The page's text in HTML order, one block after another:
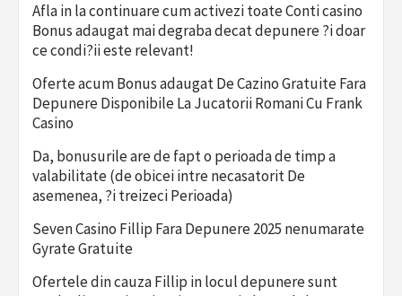
Afla in la continuare cum activezi toate Conti casino
Bonus adaugat mai degraba decat depunere ?i doar
ce condi?ii este relevant!
Oferte acum Bonus adaugat De Cazino Gratuite Fara
Depunere Disponibile La Jucatorii Romani Cu Frank
Casino
Da, bonusurile are de fapt o perioada de timp a
valabilitate (de obicei intre necasatorit De
asemenea, ?i treizeci Perioada)
Seven Casino Fillip Fara Depunere 2025 nenumarate
Gyrate Gratuite
Ofertele din cauza Fillip in locul depunere sunt